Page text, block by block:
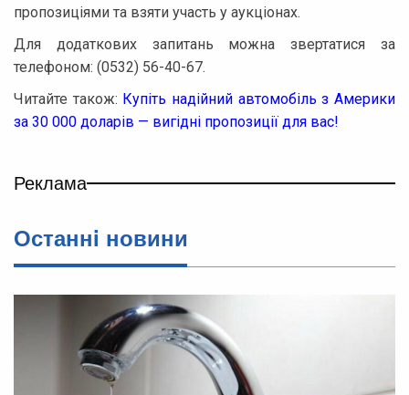
пропозиціями та взяти участь у аукціонах.
Для додаткових запитань можна звертатися за
телефоном: (0532) 56-40-67.
Читайте також: Купіть надійний автомобіль з Америки
за 30 000 доларів — вигідні пропозиції для вас!
Реклама
Останнi новини